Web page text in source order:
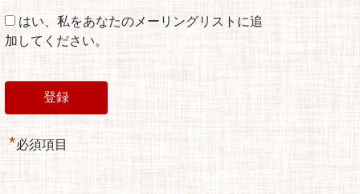
はい、私をあなたのメーリングリストに追
加してください。
*必須項目